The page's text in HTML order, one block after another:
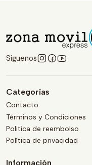
Síguenos
Categorías
Contacto
Términos y Condiciones
Politica de reembolso
Política de privacidad
Información